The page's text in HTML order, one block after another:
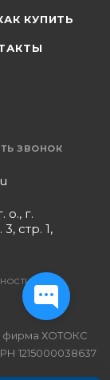
КУПИТЬ
ЗВОНОК
о., г.
стр. 1,
фирма ХОТОКС
1215000038637